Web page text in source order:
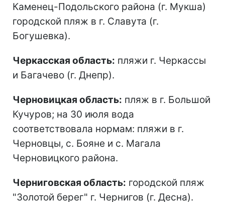
Каменец-Подольского района (г. Мукша)
городской пляж в г. Славута (г.
Богушевка).
Черкасская область: пляжи г. Черкассы
и Багачево (г. Днепр).
Черновицкая область: пляж в г. Большой
Кучуров; на 30 июля вода
соответствовала нормам: пляжи в г.
Черновцы, с. Бояне и с. Магала
Черновицкого района.
Черниговская область: городской пляж
"Золотой берег" г. Чернигов (г. Десна).